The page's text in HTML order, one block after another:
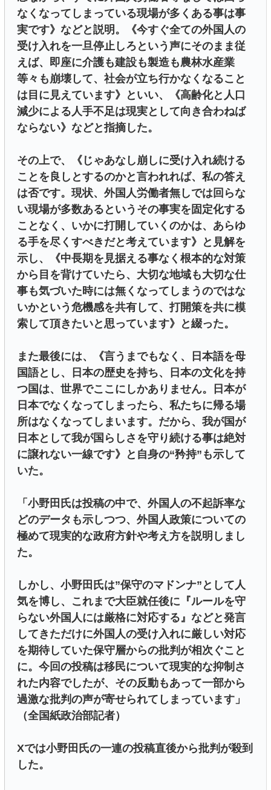
なくなってしまっている現場が多くある事は事
実です》などと説明。《今すぐ全ての外国人の
受け入れを一旦停止しろという声にそのまま従
えば、即座に介護も建設も製造も農林水産業
等々も崩壊して、社会が立ち行かなくなること
は目に見えています》といい、《高齢化と人口
減少による人手不足は現実として向き合わねば
ならない》などと指摘した。
その上で、《じゃあなし崩しに受け入れ続ける
ことを良しとするのかと言われれば、私の答え
は否です。現状、外国人労働者無しでは回らな
い現場が多数あるというその事実を固定化する
ことなく、いかに打開していくのかは、あらゆ
る手を尽くすべきだと考えています》と見解を
示し、《中長期を見据える事なく根本的な対策
から目を背けていたら、大切な地域も大切な仕
事も気づいた時には無くなってしまうのではな
いかという危機感を共有して、打開策を共に模
索して頂きたいと思っています》と綴った。
また最後には、《言うまでもなく、日本語を母
国語とし、日本の歴史を持ち、日本の文化を持
つ国は、世界でここにしかありません。日本が
日本でなくなってしまったら、私たちに帰る場
所はなくなってしまいます。だから、我が国が
日本として我が国らしさを守り続ける事は絶対
に譲れない一線です》と自身の“矜持”も示して
いた。
「小野田氏は投稿の中で、外国人の不起訴率な
どのデータも示しつつ、外国人政策についての
極めて現実的な政府方針や考え方を説明しまし
た。
しかし、小野田氏は”保守のマドンナ”として人
気を博し、これまで大臣就任後に『ルールを守
らない外国人には厳格に対応する』などと発言
してきただけに外国人の受け入れに厳しい対応
を期待していた保守層からの批判が相次ぐこと
に。今回の投稿は移民について現実的な抑制さ
れた内容でしたが、その反動もあって一部から
過激な批判の声が寄せられてしまっています」
（全国紙政治部記者）
Xでは小野田氏の一連の投稿直後から批判が殺到
した。